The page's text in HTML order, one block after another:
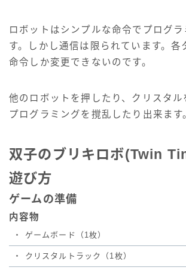
ロボットはシンプルな命令でプログラ
す。しかし通信は限られています。各
命令しか変更できないのです。
他のロボットを押したり、クリスタル
プログラミングを撹乱したり出来ます
双子のブリキロボ(Twin
遊び方
ゲームの準備
内容物
・ ゲームボード（1枚）
・ クリスタルトラック（1枚）